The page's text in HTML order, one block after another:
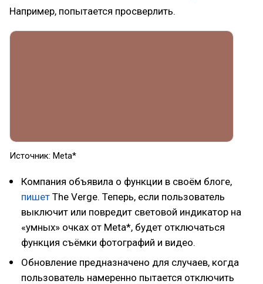
Например, попытается просверлить.
Источник: Meta*
Компания объявила о функции в своём блоге,
пишет The Verge. Теперь, если пользователь
выключит или повредит световой индикатор на
«умных» очках от Meta*, будет отключаться
функция съёмки фотографий и видео.
Обновление предназначено для случаев, когда
пользователь намеренно пытается отключить